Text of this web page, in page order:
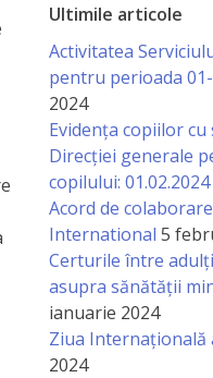
Ultimile articole
Activitatea
pentru perioada
2024
Evidența copiilor
Direcției generale
copilului: 01.02.2024
Acord de
International 5
Certurile între
asupra sănătății
ianuarie 2024
Ziua Internațională
2024